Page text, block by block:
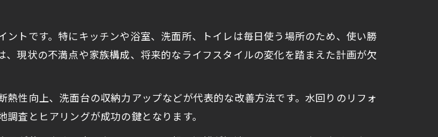
トです。特にキッチンや浴室、洗面所、トイレは毎日使う場所のため、使い勝
現状の不満点や家族構成、将来的なライフスタイルの変化を踏まえた計画が欠
性向上、洗面台の収納力アップなどが代表的な改善方法です。水回りのリフォ
査とヒアリングが成功の鍵となります。